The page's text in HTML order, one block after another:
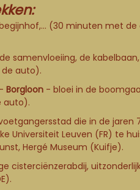
(30 minuten met de
samenvloeiing, de
auto).
-Borgloon - bloei in de
auto).
die in de jaren
Universiteit Leuven (FR) te
Hergé Museum (Kuifje).
cisterciënzerabdij,